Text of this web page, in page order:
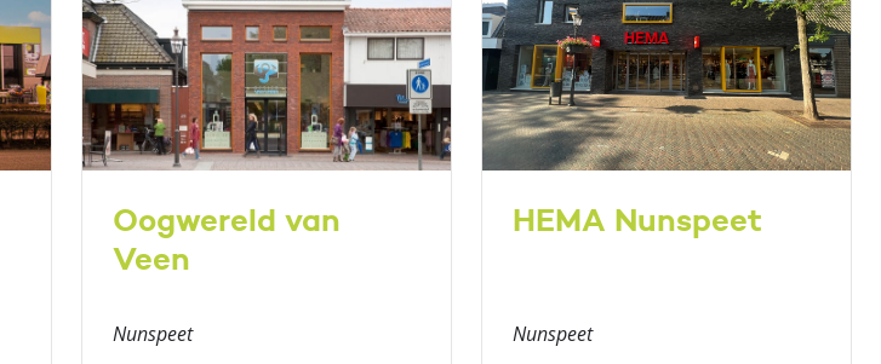
Oogwereld van
Veen
Nunspeet
HEMA Nunspeet
Nunspeet